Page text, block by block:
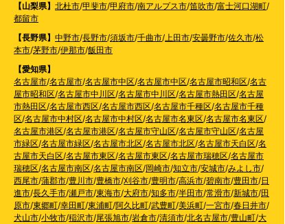
【山梨県】 北杜市/甲斐市/甲府市/南アルプス市/笛吹市/富士河口湖町/
都留市
【長野県】 中野市/長野市/須坂市/千曲市/上田市/安曇野市/佐久市/松
本市/茅野市/伊那市/飯田市
【愛知県】
名古屋市/名古屋市/名古屋市中区/名古屋市中区/名古屋市昭和区/名古
屋市昭和区/名古屋市中川区/名古屋市中川区/名古屋市熱田区/名古屋
市熱田区/名古屋市西区/名古屋市西区/名古屋市千種区/名古屋市千種
区/名古屋市中村区/名古屋市中村区/名古屋市名東区/名古屋市名東区/
名古屋市港区/名古屋市港区/名古屋市守山区/名古屋市守山区/名古屋
市緑区/名古屋市緑区/名古屋市北区/名古屋市北区/名古屋市天白区/名
古屋市天白区/名古屋市東区/名古屋市東区/名古屋市瑞穂区/名古屋市
瑞穂区/名古屋市南区/名古屋市南区/岡崎市/知立市/安城市/みよし市/
西尾市/蒲郡市/豊川市/豊橋市/刈谷市/豊明市/高浜市/碧南市/豊田市/日
進市/長久手市/瀬戸市/東海市/大府市/知多市/半田市/常滑市/新城市/田
原市/東郷町/幸田町/東浦町/阿久比町/武豊町/美浜町/一宮市/春日井市/
犬山市/小牧市/稲沢市/尾張旭市/岩倉市/清須市/北名古屋市/豊山町/大